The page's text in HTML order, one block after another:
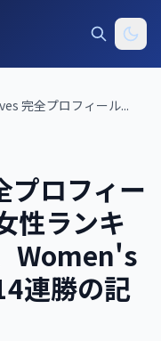
完全プロフィール...
プロフィー
性ランキ
Women's
連勝の記